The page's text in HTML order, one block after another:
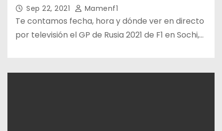
Sep 22, 2021 Mamenf1
Te contamos fecha, hora y dónde ver en directo
por televisión el GP de Rusia 2021 de F1 en Sochi,…